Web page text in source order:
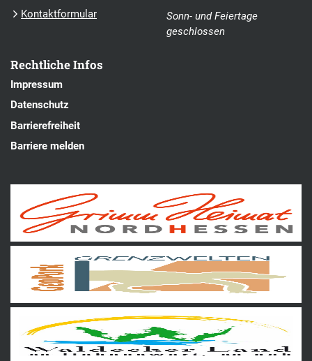
Kontaktformular
Sonn- und Feiertage
geschlossen
Rechtliche Infos
Impressum
Datenschutz
Barrierefreiheit
Barriere melden